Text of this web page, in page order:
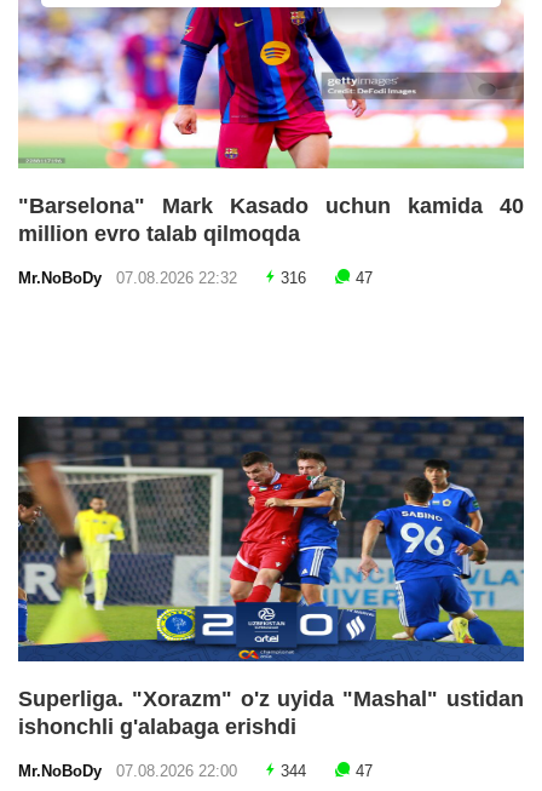
"Barselona" Mark Kasado uchun kamida 40
million evro talab qilmoqda
Mr.NoBoDy 07.08.2026 22:32 316 47
Superliga. "Xorazm" o'z uyida "Mashal" ustidan
ishonchli g'alabaga erishdi
Mr.NoBoDy 07.08.2026 22:00 344 47